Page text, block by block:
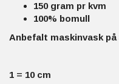
150 gram pr kvm
100% bomull
Anbefalt maskinvask
1 = 10 cm